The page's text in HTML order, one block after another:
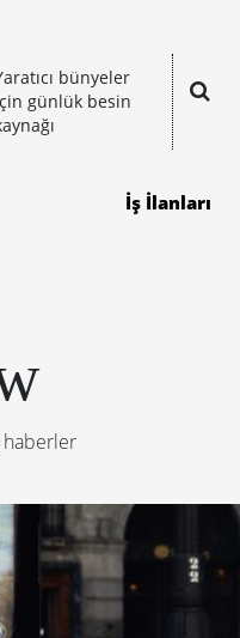
bünyeler
günlük besin
İş İlanları